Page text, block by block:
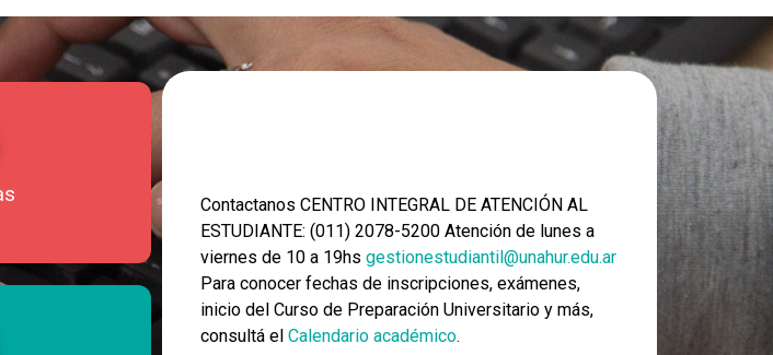
Contactanos CENTRO INTEGRAL DE ATENCIÓN AL
ESTUDIANTE: (011) 2078-5200 Atención de lunes a
viernes de 10 a 19hs gestionestudiantil@unahur.edu.ar
Para conocer fechas de inscripciones, exámenes,
inicio del Curso de Preparación Universitario y más,
consultá el Calendario académico.